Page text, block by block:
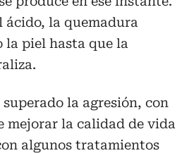
ácido, la quemadura
piel hasta que la
superado la agresión, con
mejorar la calidad de vida
algunos tratamientos